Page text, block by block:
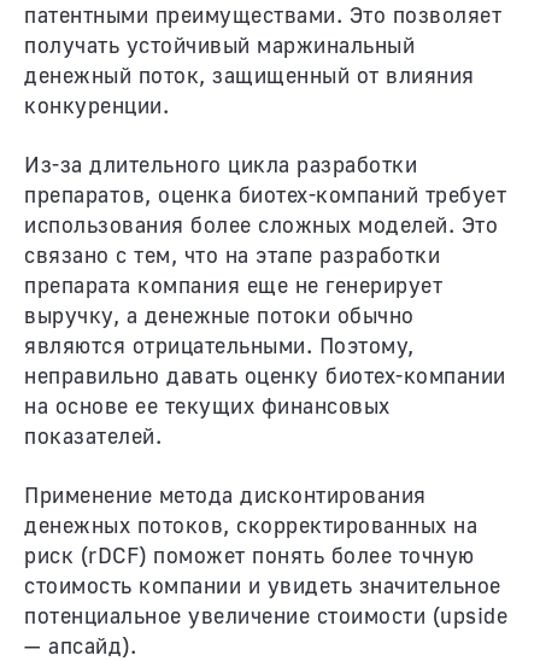
патентными преимуществами. Это позволяет
получать устойчивый маржинальный
денежный поток, защищенный от влияния
конкуренции.
Из-за длительного цикла разработки
препаратов, оценка биотех-компаний требует
использования более сложных моделей. Это
связано с тем, что на этапе разработки
препарата компания еще не генерирует
выручку, а денежные потоки обычно
являются отрицательными. Поэтому,
неправильно давать оценку биотех-компании
на основе ее текущих финансовых
показателей.
Применение метода дисконтирования
денежных потоков, скорректированных на
риск (rDCF) поможет понять более точную
стоимость компании и увидеть значительное
потенциальное увеличение стоимости (upside
— апсайд).